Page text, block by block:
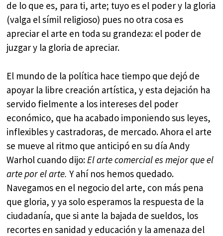
de lo que es, para ti, arte; tuyo es el poder y la gloria
(valga el símil religioso) pues no otra cosa es
apreciar el arte en toda su grandeza: el poder de
juzgar y la gloria de apreciar.
El mundo de la política hace tiempo que dejó de
apoyar la libre creación artística, y esta dejación ha
servido fielmente a los intereses del poder
económico, que ha acabado imponiendo sus leyes,
inflexibles y castradoras, de mercado. Ahora el arte
se mueve al ritmo que anticipó en su día Andy
Warhol cuando dijo: El arte comercial es mejor que el
arte por el arte.Y ahí nos hemos quedado.
Navegamos en el negocio del arte, con más pena
que gloria, y ya solo esperamos la respuesta de la
ciudadanía, que si ante la bajada de sueldos, los
recortes en sanidad y educación y la amenaza del